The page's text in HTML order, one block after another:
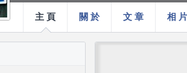
主 頁 關 於 文 章 相 片